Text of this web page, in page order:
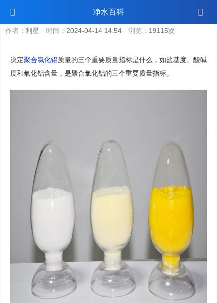
净水百科
聚合氯化铝PAC的质量由哪些因素影响？
作者： 利星 时间： 2024-04-14 14:54 浏览： 19115次
决定聚合氯化铝质量的三个重要质量指标是什么，如盐基度、酸碱
度和氧化铝含量，是聚合氯化铝的三个重要质量指标。